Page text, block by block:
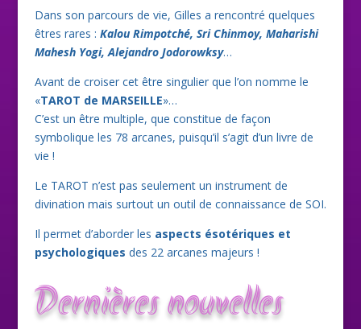
Dans son parcours de vie, Gilles a rencontré quelques
êtres rares : Kalou Rimpotché, Sri Chinmoy, Maharishi
Mahesh Yogi, Alejandro Jodorowksy…
Avant de croiser cet être singulier que l’on nomme le
«TAROT de MARSEILLE»…
C’est un être multiple, que constitue de façon
symbolique les 78 arcanes, puisqu’il s’agit d’un livre de
vie !
Le TAROT n’est pas seulement un instrument de
divination mais surtout un outil de connaissance de SOI.
Il permet d’aborder les aspects ésotériques et
psychologiques des 22 arcanes majeurs !
Dernières nouvelles